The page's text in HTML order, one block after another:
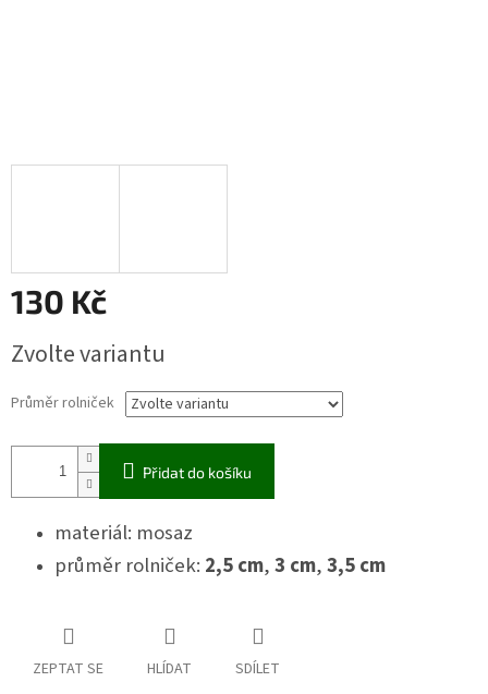
130 Kč
cena:
Zvolte variantu
Průměr rolniček
Přidat do košíku
materiál: mosaz
průměr rolniček: 2,5 cm,3 cm,3,5 cm
ZEPTAT SE HLÍDAT SDÍLET